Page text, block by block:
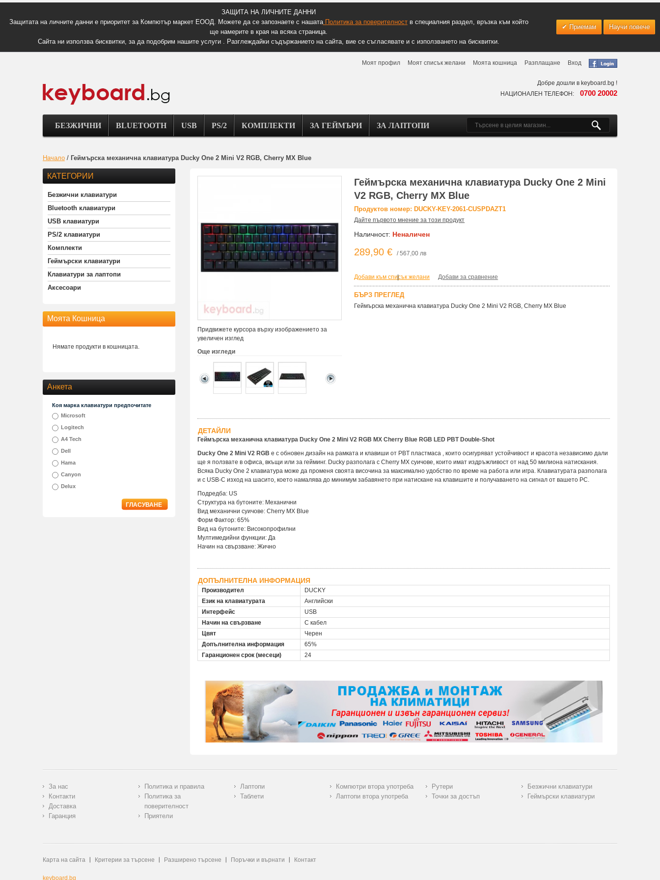
ЗАЩИТА НА ЛИЧНИТЕ ДАННИ
Защитата на личните данни е приоритет за Компютър маркет ЕООД. Можете да се запознаете с нашатаПолитика за поверителноств специалния раздел, връзка към който
ще намерите в края на всяка страница.
Сайта ни използва бисквитки, за да подобрим нашите услуги . Разглеждайки съдържанието на сайта, вие се съгласявате и с използването на бисквитки.
Приемам Научи повече
Моят профил Моят списък желани Моята кошница Разплащане Вход
Добре дошли в keyboard.bg !
НАЦИОНАЛЕН ТЕЛЕФОН: 0700 20002
БЕЗЖИЧНИ BLUETOOTH USB PS/2 КОМПЛЕКТИ ЗА ГЕЙМЪРИ ЗА ЛАПТОПИ
Начало / Геймърскa механична клавиатура Ducky One 2 Mini V2 RGB, Cherry MX Blue
Придвижете курсора върху изображението за
увеличен изглед
Още изгледи
Геймърскa механична клавиатура Ducky One 2 Mini
V2 RGB, Cherry MX Blue
Продуктов номер: DUCKY-KEY-2061-CUSPDAZT1
Дайте първото мнение за този продукт
Наличност: Неналичен
289,90 € / 567,00 лв
Добави към списък желани
| Добави за сравнение
БЪРЗ ПРЕГЛЕД
Геймърскa механична клавиатура Ducky One 2 Mini V2 RGB, Cherry MX Blue
ДЕТАЙЛИ
Геймърска механична клавиатура Ducky One 2 Mini V2 RGB MX Cherry Blue RGB LED PBT Double-Shot
Ducky One 2 Mini V2 RGB е с обновен дизайн на рамката и клавиши от PBT пластмаса , които осигуряват устойчивост и красота независимо дали
ще я ползвате в офиса, вкъщи или за гейминг. Ducky разполага с Cherry MX суичове, които имат издръжливост от над 50 милиона натискания.
Всяка Ducky One 2 клавиатура може да променя своята височина за максимално удобство по време на работа или игра. Клавиатурата разполага
и с USB-C изход на шасито, което намалява до минимум забавянето при натискане на клавишите и получаването на сигнал от вашето PC.
Подредба: US
Структура на бутоните: Механични
Вид механични суичове: Cherry MX Blue
Форм Фактор: 65%
Вид на бутоните: Високопрофилни
Мултимедийни функции: Да
Начин на свързване: Жично
ДОПЪЛНИТЕЛНА ИНФОРМАЦИЯ
Производител
DUCKY
Език на клавиатурата
Английски
Интерфейс
USB
Начин на свързване
С кабел
Цвят
Черен
Допълнителна информация
65%
Гаранционен срок (месеци)
24
КАТЕГОРИИ
Безжични клавиатури
Bluetooth клавиатури
USB клавиатури
PS/2 клавиатури
Комплекти
Геймърски клавиатури
Клавиатури за лаптопи
Аксесоари
Моята Кошница
Нямате продукти в кошницата.
Анкета
Коя марка клавиатури предпочитате
Microsoft
Logitech
A4 Tech
Dell
Hama
Canyon
Delux
ГЛАСУВАНЕ
За нас
Контакти
Доставка
Гаранция
Политика и правила
Политика за
поверителност
Приятели
Лаптопи
Таблети
Компютри втора употреба
Лаптопи втора употреба
Рутери
Точки за достъп
Безжични клавиатури
Геймърски клавиатури
Карта на сайта Критерии за търсене Разширено търсене Поръчки и върнати Контакт
keyboard.bg